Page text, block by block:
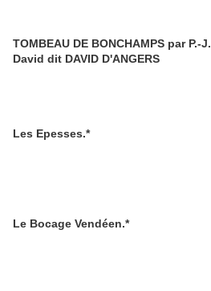
TOMBEAU DE BONCHAMPS par P.-J.
David dit DAVID D'ANGERS
Les Epesses.*
Le Bocage Vendéen.*